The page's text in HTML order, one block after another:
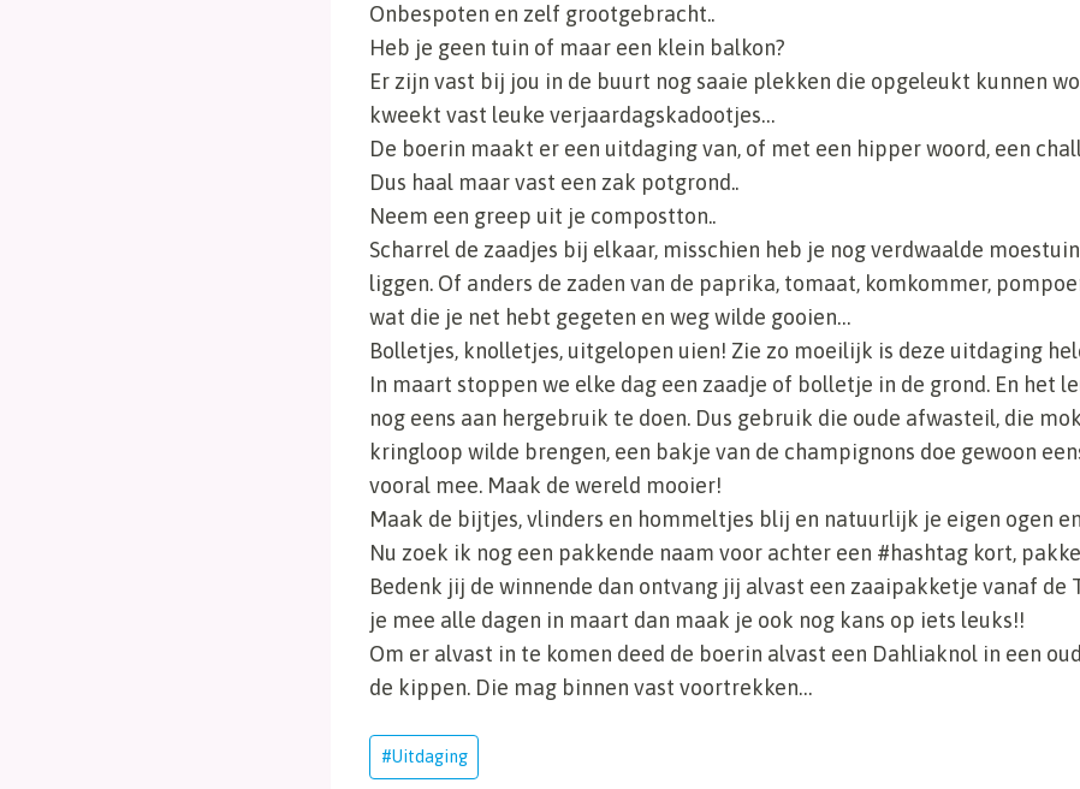
Onbespoten en zelf grootgebracht..
Heb je geen tuin of maar een klein balkon?
Er zijn vast bij jou in de buurt nog saaie plekken die opgeleukt kunnen
kweekt vast leuke verjaardagskadootjes…
De boerin maakt er een uitdaging van, of met een hipper woord, een
Dus haal maar vast een zak potgrond..
Neem een greep uit je compostton..
Scharrel de zaadjes bij elkaar, misschien heb je nog verdwaalde
liggen. Of anders de zaden van de paprika, tomaat, komkommer,
wat die je net hebt gegeten en weg wilde gooien…
Bolletjes, knolletjes, uitgelopen uien! Zie zo moeilijk is deze uitdaging
In maart stoppen we elke dag een zaadje of bolletje in de grond. En het
nog eens aan hergebruik te doen. Dus gebruik die oude afwasteil, die
kringloop wilde brengen, een bakje van de champignons doe gewoon
vooral mee. Maak de wereld mooier!
Maak de bijtjes, vlinders en hommeltjes blij en natuurlijk je eigen ogen
Nu zoek ik nog een pakkende naam voor achter een #hashtag kort,
Bedenk jij de winnende dan ontvang jij alvast een zaaipakketje vanaf de
je mee alle dagen in maart dan maak je ook nog kans op iets leuks!!
Om er alvast in te komen deed de boerin alvast een Dahliaknol in een
de kippen. Die mag binnen vast voortrekken…
Bericht
tags:
#Uitdaging